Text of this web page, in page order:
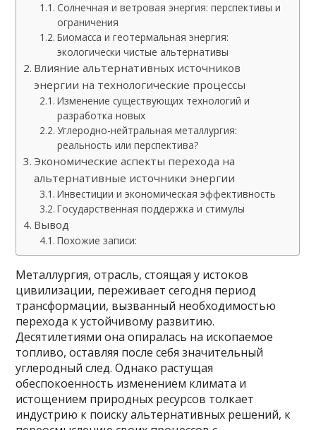
Солнечная и ветровая энергия: перспективы и
ограничения
Биомасса и геотермальная энергия:
экологически чистые альтернативы
Влияние альтернативных источников
энергии на технологические процессы
Изменение существующих технологий и
разработка новых
Углеродно-нейтральная металлургия:
реальность или перспектива?
Экономические аспекты перехода на
альтернативные источники энергии
Инвестиции и экономическая эффективность
Государственная поддержка и стимулы
Вывод
Похожие записи:
Металлургия, отрасль, стоящая у истоков
цивилизации, переживает сегодня период
трансформации, вызванный необходимостью
перехода к устойчивому развитию.
Десятилетиями она опиралась на ископаемое
топливо, оставляя после себя значительный
углеродный след. Однако растущая
обеспокоенность изменением климата и
истощением природных ресурсов толкает
индустрию к поиску альтернативных решений, к